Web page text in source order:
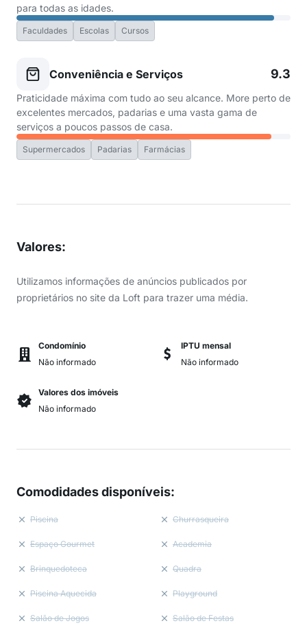
para todas as idades.
Faculdades Escolas Cursos
Conveniência e Serviços 9.3
Praticidade máxima com tudo ao seu alcance. More perto de
excelentes mercados, padarias e uma vasta gama de
serviços a poucos passos de casa.
Supermercados Padarias Farmácias
Valores:
Utilizamos informações de anúncios publicados por
proprietários no site da Loft para trazer uma média.
Condomínio
Não informado
IPTU mensal
Não informado
Valores dos imóveis
Não informado
Comodidades disponíveis:
Piscina Churrasqueira
Espaço Gourmet Academia
Brinquedoteca Quadra
Piscina Aquecida Playground
Salão de Jogos Salão de Festas